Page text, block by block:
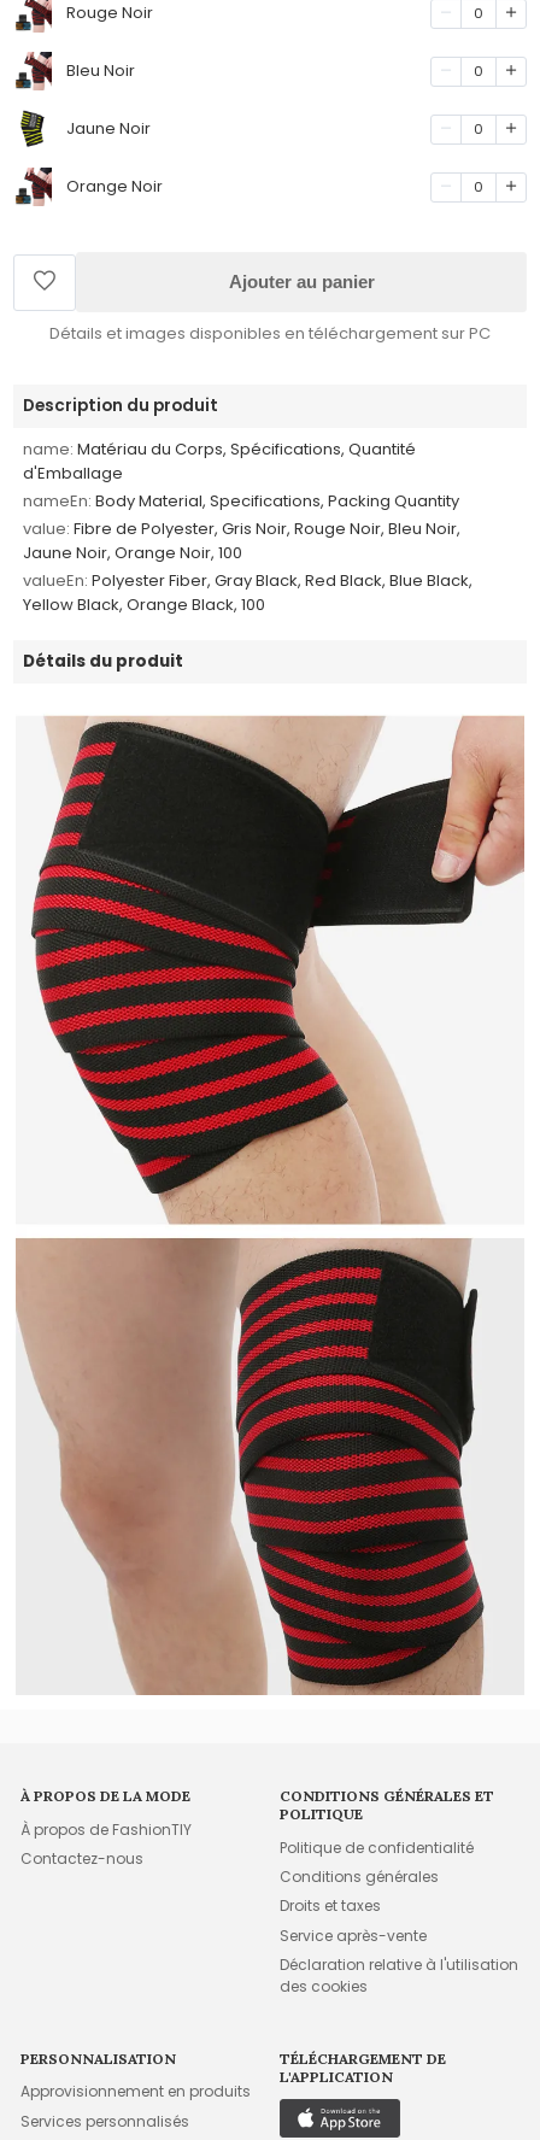
Rouge Noir 0
Bleu Noir 0
Jaune Noir 0
Orange Noir 0
Ajouter au panier
Détails et images disponibles en téléchargement sur PC
Description du produit
name: Matériau du Corps, Spécifications, Quantité
d'Emballage
nameEn: Body Material, Specifications, Packing Quantity
value: Fibre de Polyester, Gris Noir, Rouge Noir, Bleu Noir,
Jaune Noir, Orange Noir, 100
valueEn: Polyester Fiber, Gray Black, Red Black, Blue Black,
Yellow Black, Orange Black, 100
Détails du produit
À PROPOS DE LA MODE
À propos de FashionTIY
Contactez-nous
CONDITIONS GÉNÉRALES ET
POLITIQUE
Politique de confidentialité
Conditions générales
Droits et taxes
Service après-vente
Déclaration relative à l'utilisation
des cookies
PERSONNALISATION
Approvisionnement en produits
Services personnalisés
TÉLÉCHARGEMENT DE
L'APPLICATION